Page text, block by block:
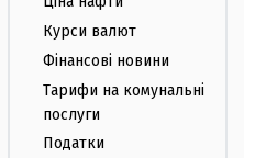
Курси валют
Фінансові новини
Тарифи на комунальні
послуги
Податки